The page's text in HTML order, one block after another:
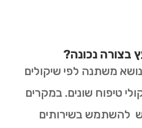
בצורה נכונה?
נושא משתנה לפי שיקולים
טיפוח שונים. במקרים
להשתמש בשירותים